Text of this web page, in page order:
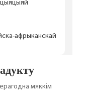
афрыканскай
мяккім